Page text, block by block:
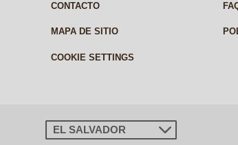
CONTACTO
MAPA DE SITIO
COOKIE SETTINGS
EL SALVADOR